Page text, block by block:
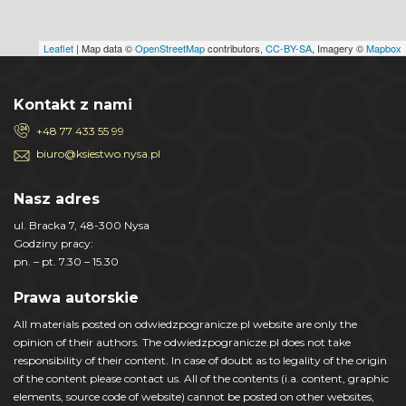
Leaflet | Map data ©OpenStreetMapcontributors, CC-BY-SA, Imagery ©Mapbox
Kontakt z nami
+48 77 433 55 99
biuro@ksiestwo.nysa.pl
Nasz adres
ul. Bracka 7, 48-300 Nysa
Godziny pracy:
pn. – pt. 7.30 – 15.30
Prawa autorskie
All materials posted on odwiedzpogranicze.pl website are only the
opinion of their authors. The odwiedzpogranicze.pl does not take
responsibility of their content. In case of doubt as to legality of the origin
of the content please contact us. All of the contents (i.a. content, graphic
elements, source code of website) cannot be posted on other websites,